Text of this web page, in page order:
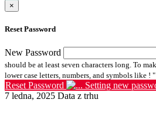
×
Reset Password
New Password
should be at least seven characters long. To
lower case letters, numbers, and symbols like !
Reset Password
Setting new
7 ledna, 2025 Data z trhu